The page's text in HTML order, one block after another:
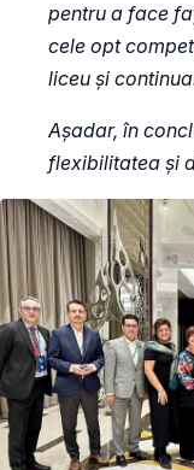
pentru a face
cele opt
liceu și
Așadar, în
flexibilitatea și